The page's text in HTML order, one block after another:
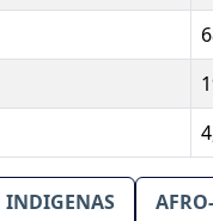
INDIGENAS